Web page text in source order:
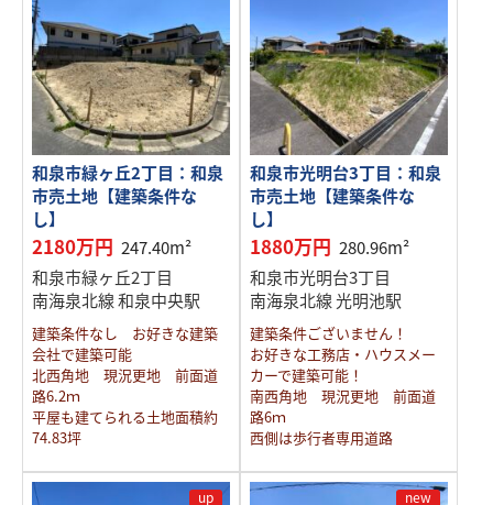
和泉市緑ヶ丘2丁目：和泉
市売土地【建築条件な
し】
2180万円 247.40m²
和泉市緑ヶ丘2丁目
南海泉北線 和泉中央駅
建築条件なし お好きな建築
会社で建築可能
北西角地 現況更地 前面道
路6.2ｍ
平屋も建てられる土地面積約
74.83坪
和泉市光明台3丁目：和泉
市売土地【建築条件な
し】
1880万円 280.96m²
和泉市光明台3丁目
南海泉北線 光明池駅
建築条件ございません！
お好きな工務店・ハウスメー
カーで建築可能！
南西角地 現況更地 前面道
路6ｍ
西側は歩行者専用道路
up new